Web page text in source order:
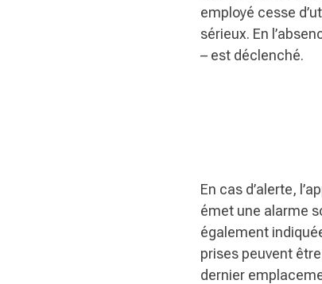
employé cesse
sérieux. En
– est déclenché.
En cas d’alerte,
émet une alarme
également
prises peuvent
dernier